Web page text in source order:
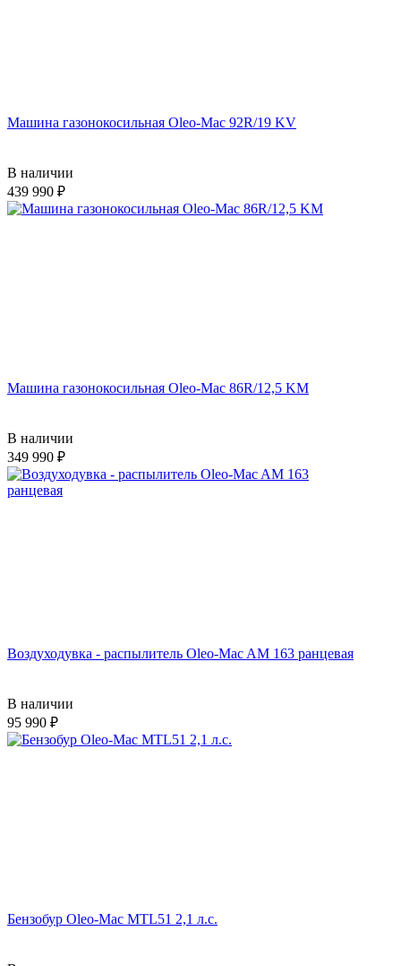
Машина газонокосильная Oleo-Mac 92R/19 KV
В наличии
439 990
Машина газонокосильная Oleo-Mac 86R/12,5 KM
В наличии
349 990
Воздуходувка - распылитель Oleo-Mac AM 163 ранцевая
В наличии
95 990
Бензобур Oleo-Mac MTL51 2,1 л.с.